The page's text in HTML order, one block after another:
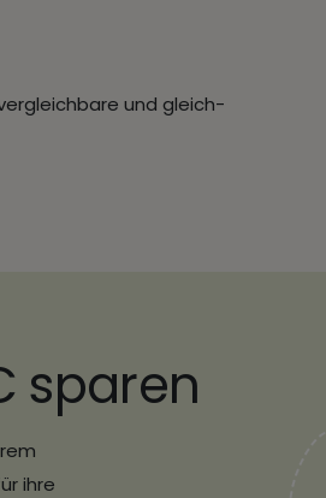
und gleich-
sparen
ihre